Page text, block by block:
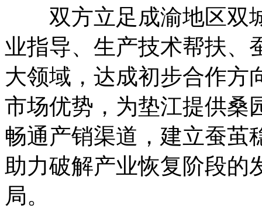
双方立足成渝地区双
业指导、生产技术帮扶、
大领域，达成初步合作方
市场优势，为垫江提供桑
畅通产销渠道，建立蚕茧
助力破解产业恢复阶段的
局。